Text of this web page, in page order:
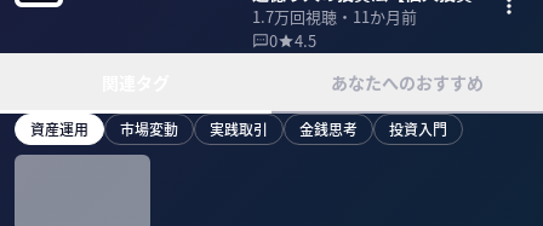
家・kenmo】
1.7万回視聴・ 11か月前
0
4.5
あなたへのおすすめ
資産運用 市場変動 実践取引 金銭思考 投資入門